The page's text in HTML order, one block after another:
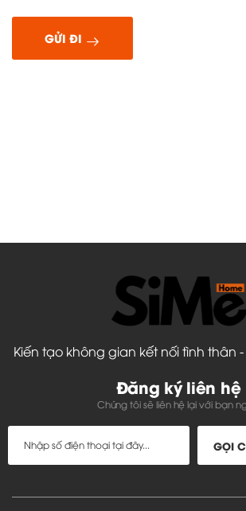
GỬI ĐI
Kiến tạo không gian kết nối tình thân
Đăng ký liên hệ
Chúng tôi sẽ liên hệ lại với bạn
GỌI